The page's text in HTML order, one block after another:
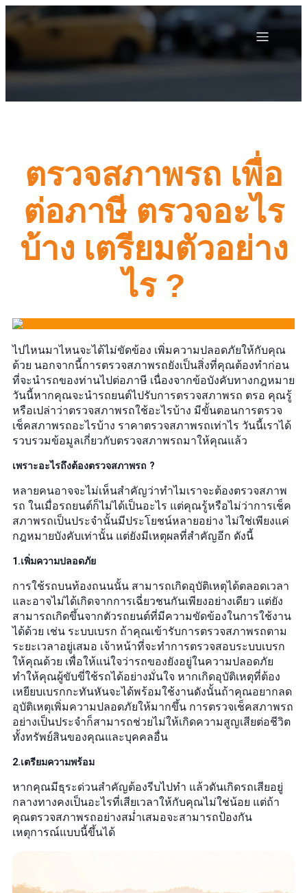
ตรวจสภาพรถ เพื่อ
ต่อภาษี ตรวจอะไร
บ้าง เตรียมตัวอย่าง
ไร ?
ไปไหนมาไหนจะได้ไม่ขัดข้อง เพิ่มความปลอดภัยให้กับคุณ
ด้วย นอกจากนี้การตรวจสภาพรถยังเป็นสิ่งที่คุณต้องทำก่อน
ที่จะนำรถของท่านไปต่อภาษี เนื่องจากข้อบังคับทางกฎหมาย
วันนี้หากคุณจะนำรถยนต์ไปรับการตรวจสภาพรถ ตรอ คุณรู้
หรือเปล่าว่าตรวจสภาพรถใช้อะไรบ้าง มีขั้นตอนการตรวจ
เช็คสภาพรถอะไรบ้าง ราคาตรวจสภาพรถเท่าไร วันนี้เราได้
รวบรวมข้อมูลเกี่ยวกับตรวจสภาพรถมาให้คุณแล้ว
เพราะอะไรถึงต้องตรวจสภาพรถ ?
หลายคนอาจจะไม่เห็นสำคัญว่าทำไมเราจะต้องตรวจสภาพ
รถ ในเมื่อรถยนต์ก็ไม่ได้เป็นอะไร แต่คุณรู้หรือไม่ว่าการเช็ค
สภาพรถเป็นประจำนั้นมีประโยชน์หลายอย่าง ไม่ใช่เพียงแค่
กฎหมายบังคับเท่านั้น แต่ยังมีเหตุผลที่สำคัญอีก ดังนี้
1.เพิ่มความปลอดภัย
การใช้รถบนท้องถนนนั้น สามารถเกิดอุบัติเหตุได้ตลอดเวลา
และอาจไม่ได้เกิดจากการเฉี่ยวชนกันเพียงอย่างเดียว แต่ยัง
สามารถเกิดขึ้นจากตัวรถยนต์ที่มีความขัดข้องในการใช้งาน
ได้ด้วย เช่น ระบบเบรก ถ้าคุณเข้ารับการตรวจสภาพรถตาม
ระยะเวลาอยู่เสมอ เจ้าหน้าที่จะทำการตรวจสอบระบบเบรก
ให้คุณด้วย เพื่อให้แน่ใจว่ารถของยังอยู่ในความปลอดภัย
ทำให้คุณผู้ขับขี่ใช้รถได้อย่างมั่นใจ หากเกิดอุบัติเหตุที่ต้อง
เหยียบเบรกกะทันหันจะได้พร้อมใช้งานดังนั้นถ้าคุณอยากลด
อุบัติเหตุเพิ่มความปลอดภัยให้มากขึ้น การตรวจเช็คสภาพรถ
อย่างเป็นประจำก็สามารถช่วยไม่ให้เกิดความสูญเสียต่อชีวิต
ทั้งทรัพย์สินของคุณและบุคคลอื่น
2.เตรียมความพร้อม
หากคุณมีธุระด่วนสำคัญต้องรีบไปทำ แล้วดันเกิดรถเสียอยู่
กลางทางคงเป็นอะไรที่เสียเวลาให้กับคุณไม่ใช่น้อย แต่ถ้า
คุณตรวจสภาพรถอย่างสม่ำเสมอจะสามารถป้องกัน
เหตุการณ์แบบนี้ขึ้นได้